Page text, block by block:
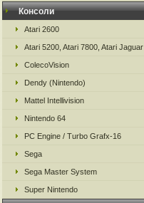
Консоли
Atari 2600
Atari 5200, Atari 7800, Atari Jaguar
ColecoVision
Dendy (Nintendo)
Mattel Intellivision
Nintendo 64
PC Engine / Turbo Grafx-16
Sega
Sega Master System
Super Nintendo